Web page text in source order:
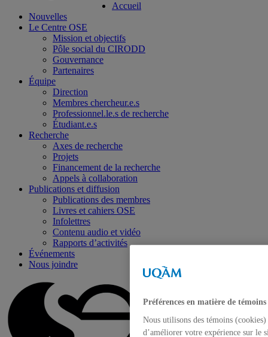
Accueil
Nouvelles
Le Centre OSE
Mission et objectifs
Pôle social du CIRODD
Gouvernance
Partenaires
Équipe
Direction
Membres chercheur.e.s
Professionnel.le.s de recherche
Étudiant.e.s
Recherche
Axes de recherche
Projets
Financement de la recherche
Appels à collaboration
Publications et diffusion
Publications des membres
Livres et cahiers OSE
Infolettres
Contenu audio et vidéo
Rapports d’activités
Événements
Nous joindre
Préférences en matière de témoins
Nous utilisons des témoins
d’améliorer votre expérience sur le